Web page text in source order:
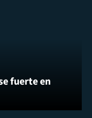
fuerte en